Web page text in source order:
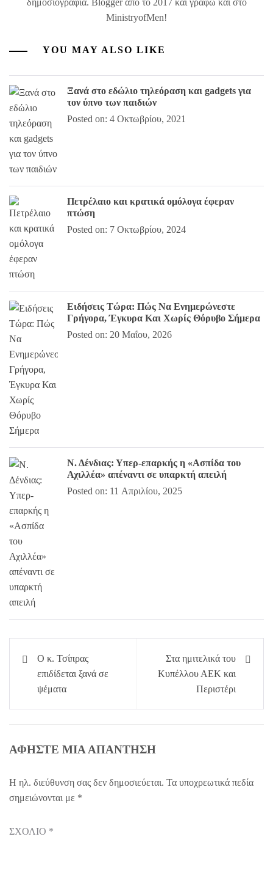
δημοσιογραφία. Blogger από το 2017 και γράφω και στο
MinistryofMen!
YOU MAY ALSO LIKE
Ξανά στο εδώλιο τηλεόραση και gadgets για
τον ύπνο των παιδιών
Posted on: 4 Οκτωβρίου, 2021
Πετρέλαιο και κρατικά ομόλογα έφεραν
πτώση
Posted on: 7 Οκτωβρίου, 2024
Ειδήσεις Τώρα: Πώς Να Ενημερώνεστε
Γρήγορα, Έγκυρα Και Χωρίς Θόρυβο Σήμερα
Posted on: 20 Μαΐου, 2026
Ν. Δένδιας: Υπερ-επαρκής η «Ασπίδα του
Αχιλλέα» απέναντι σε υπαρκτή απειλή
Posted on: 11 Απριλίου, 2025
Πλοήγηση
άρθρων
Ο κ. Τσίπρας
επιδίδεται ξανά σε
ψέματα
Στα ημιτελικά του
Κυπέλλου ΑΕΚ και
Περιστέρι
ΑΦΉΣΤΕ ΜΙΑ ΑΠΆΝΤΗΣΗ
Η ηλ. διεύθυνση σας δεν δημοσιεύεται. Τα υποχρεωτικά πεδία
σημειώνονται με *
ΣΧΌΛΙΟ *